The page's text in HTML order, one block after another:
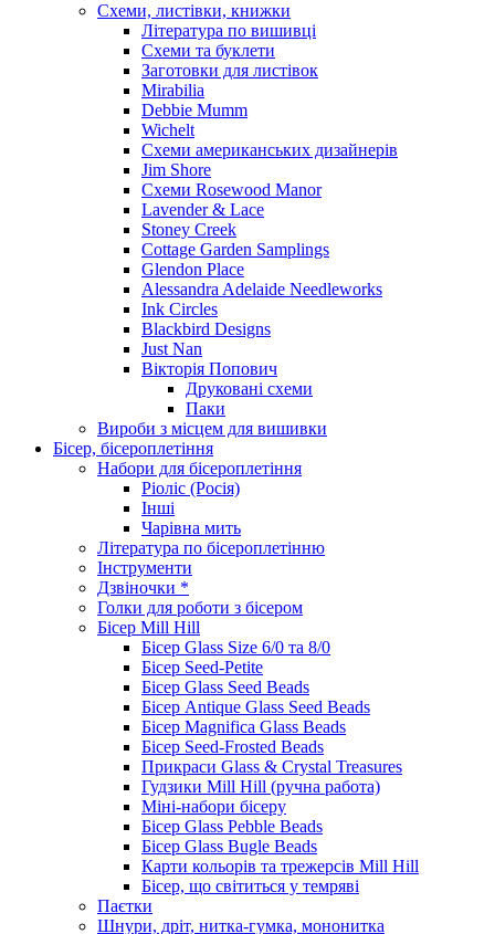
Схеми, листівки, книжки
Література по вишивці
Схеми та буклети
Заготовки для листівок
Mirabilia
Debbie Mumm
Wichelt
Схеми американських дизайнерів
Jim Shore
Cхеми Rosewood Manor
Lavender & Lace
Stoney Creek
Cottage Garden Samplings
Glendon Place
Alessandra Adelaide Needleworks
Ink Circles
Blackbird Designs
Just Nan
Вікторія Попович
Друковані схеми
Паки
Вироби з місцем для вишивки
Бісер, бісероплетіння
Набори для бісероплетіння
Ріоліс (Росія)
Інші
Чарівна мить
Література по бісероплетінню
Інструменти
Дзвіночки *
Голки для роботи з бісером
Бісер Mill Hill
Бісер Glass Size 6/0 та 8/0
Бісер Seed-Petite
Бісер Glass Seed Beads
Бісер Antique Glass Seed Beads
Бісер Magnifica Glass Beads
Бісер Seed-Frosted Beads
Прикраси Glass & Crystal Treasures
Гудзики Mill Hill (ручна работа)
Міні-набори бісеру
Бісер Glass Pebble Beads
Бісер Glass Bugle Beads
Карти кольорів та трежерсів Mill Hill
Бісер, що світиться у темряві
Паєтки
Шнури, дріт, нитка-гумка, мононитка